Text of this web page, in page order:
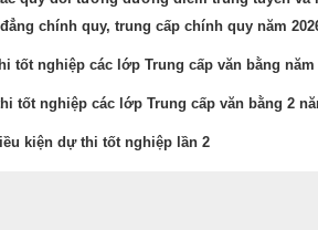
chính quy, trung cấp chính quy năm
tốt nghiệp các lớp Trung cấp văn bằng năm
tốt nghiệp các lớp Trung cấp văn bằng 2
kiện dự thi tốt nghiệp lần 2